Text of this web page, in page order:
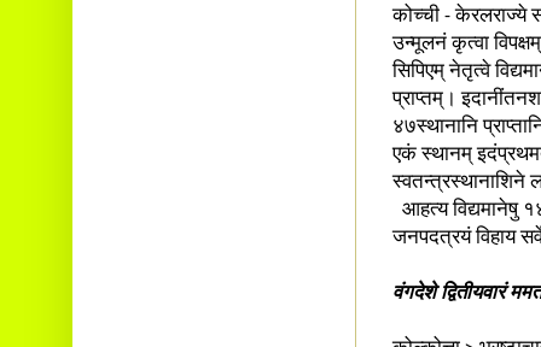
कोच्ची - केरलराज्ये
उन्मूलनं कृत्वा
सिपिएम् नेतृत्वे
प्राप्तम्।
४७स्थानानि
एकं स्थानम्
स्वतन्त्रस्थानाशिने
आहत्य विद्यमानेषु
जनपदत्रयं विहाय
वंगदेशे द्वितीयवारं